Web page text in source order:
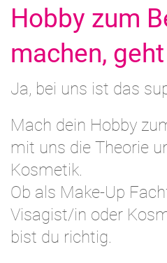
Hobby zum
machen,
Ja, bei uns ist das
Mach dein Hobby
mit uns die Theorie
Kosmetik.
Ob als Make-Up
Visagist/in oder
bist du richtig.